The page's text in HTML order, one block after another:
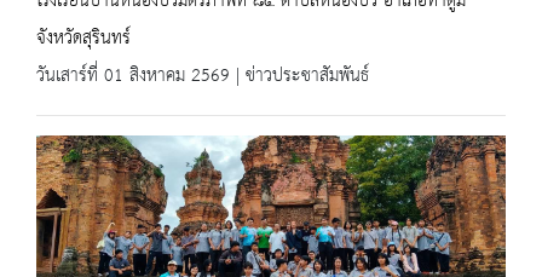
จังหวัดสุรินทร์
วันเสาร์ที่ 01 สิงหาคม 2569 | ข่าวประชาสัมพันธ์